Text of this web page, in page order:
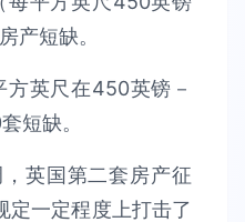
产短缺。
方英尺在450英镑－
短缺。
英国第二套房产征
定一定程度上打击了